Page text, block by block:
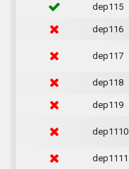
dep115
dep116
dep117
dep118
dep119
dep1110
dep1111